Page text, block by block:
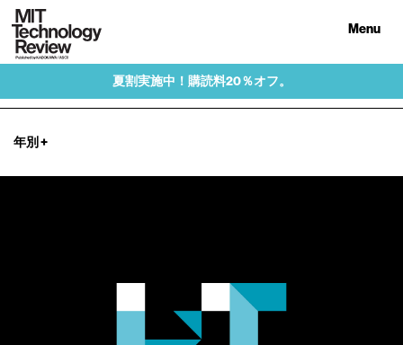
Menu
夏割実施中！購読料20％オフ。
年別 +